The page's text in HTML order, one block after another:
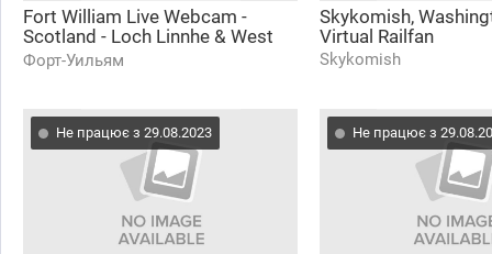
Fort William Live Webcam -
Scotland - Loch Linnhe & West
End - Live Weather / Live cam /
Live stream
Форт-Уильям
Skykomish,
Virtual Railfan
Skykomish
Не працює з 29.08.2023 Не працює з